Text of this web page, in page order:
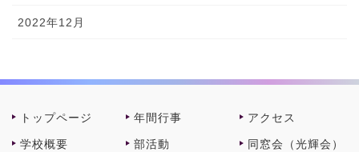
2022年12月
トップページ
学校概要
年間⾏事
部活動
アクセス
同窓会（光輝会）